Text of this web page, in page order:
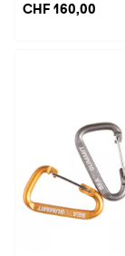
CHF 160,00